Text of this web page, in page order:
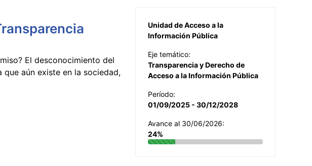
El desconocimiento del
aún existe en la sociedad,
Unidad de Acceso a la
Información Pública
Eje temático:
Transparencia y Derecho de
Acceso a la Información Pública
Período:
01/09/2025 - 30/12/2028
Avance al 30/06/2026:
24%